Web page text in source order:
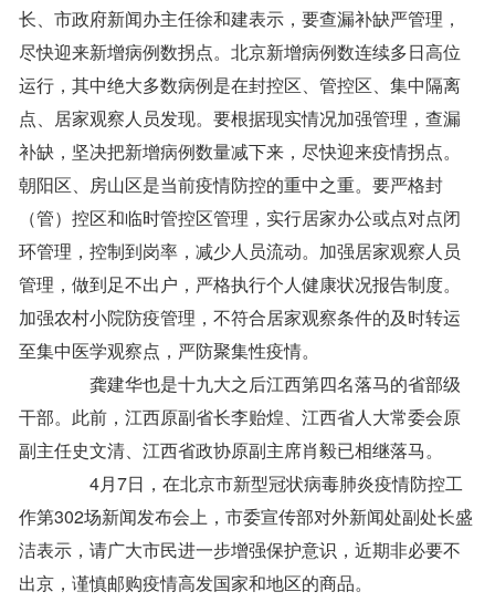
长、市政府新闻办主任徐和建表示，要查漏补缺严管理，
尽快迎来新增病例数拐点。北京新增病例数连续多日高位
运行，其中绝大多数病例是在封控区、管控区、集中隔离
点、居家观察人员发现。要根据现实情况加强管理，查漏
补缺，坚决把新增病例数量减下来，尽快迎来疫情拐点。
朝阳区、房山区是当前疫情防控的重中之重。要严格封
（管）控区和临时管控区管理，实行居家办公或点对点闭
环管理，控制到岗率，减少人员流动。加强居家观察人员
管理，做到足不出户，严格执行个人健康状况报告制度。
加强农村小院防疫管理，不符合居家观察条件的及时转运
至集中医学观察点，严防聚集性疫情。
龚建华也是十九大之后江西第四名落马的省部级
干部。此前，江西原副省长李贻煌、江西省人大常委会原
副主任史文清、江西省政协原副主席肖毅已相继落马。
4月7日，在北京市新型冠状病毒肺炎疫情防控工
作第302场新闻发布会上，市委宣传部对外新闻处副处长盛
洁表示，请广大市民进一步增强保护意识，近期非必要不
出京，谨慎邮购疫情高发国家和地区的商品。